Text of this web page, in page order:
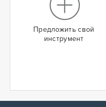
Предложить свой
инструмент